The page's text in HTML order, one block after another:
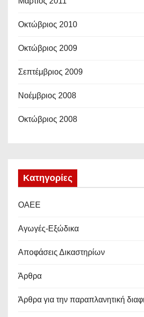
Οκτώβριος 2010
Οκτώβριος 2009
Σεπτέμβριος 2009
Νοέμβριος 2008
Οκτώβριος 2008
Kατηγορίες
OAEE
Αγωγές-Εξώδικα
Αποφάσεις Δικαστηρίων
Άρθρα
Άρθρα για την παραπλανητική